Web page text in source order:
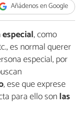
Añádenos en Google
, como
es normal querer
especial, por
, ese que exprese
para ello sonlas